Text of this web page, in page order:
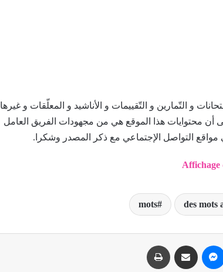
و التّمارين و التّقييمات و الأناشيد و المعلّقات و غيرها
أن محتوايات هذا الموقع هي من مجهودات الفريق العامل
التواصل الإجتماعي مع ذكر المصدر وشكرا.
Affichage
des mots
mots